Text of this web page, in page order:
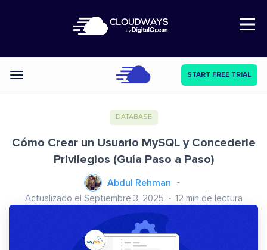
Open Nav
Categories START FREE TRIAL
DATABASE
Cómo Crear un Usuario MySQL y Concederle
Privilegios (Guía Paso a Paso)
Abdul Rehman
Actualizado el Septiembre 3, 2025 12 min de lectura